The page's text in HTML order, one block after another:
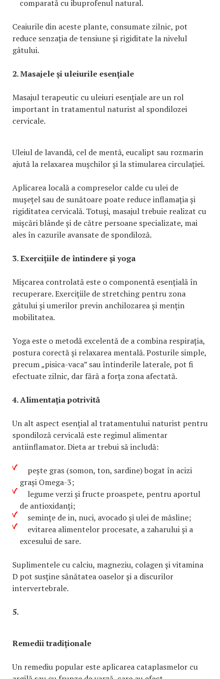
comparată cu ibuprofenul natural.
Ceaiurile din aceste plante, consumate zilnic, pot
reduce senzația de tensiune și rigiditate la nivelul
gâtului.
2. Masajele și uleiurile esențiale
Masajul terapeutic cu uleiuri esențiale are un rol
important în tratamentul naturist al spondilozei
cervicale.
Uleiul de lavandă, cel de mentă, eucalipt sau rozmarin
ajută la relaxarea mușchilor și la stimularea circulației.
Aplicarea locală a compreselor calde cu ulei de
mușețel sau de sunătoare poate reduce inflamația și
rigiditatea cervicală. Totuși, masajul trebuie realizat cu
mișcări blânde și de către persoane specializate, mai
ales în cazurile avansate de spondiloză.
3. Exercițiile de întindere și yoga
Mișcarea controlată este o componentă esențială în
recuperare. Exercițiile de stretching pentru zona
gâtului și umerilor previn anchilozarea și mențin
mobilitatea.
Yoga este o metodă excelentă de a combina respirația,
postura corectă și relaxarea mentală. Posturile simple,
precum „pisica-vaca” sau întinderile laterale, pot fi
efectuate zilnic, dar fără a forța zona afectată.
4. Alimentația potrivită
Un alt aspect esențial al tratamentului naturist pentru
spondiloză cervicală este regimul alimentar
antiinflamator. Dieta ar trebui să includă:
pește gras (somon, ton, sardine) bogat în acizi
grași Omega-3;
legume verzi și fructe proaspete, pentru aportul
de antioxidanți;
semințe de in, nuci, avocado și ulei de măsline;
evitarea alimentelor procesate, a zaharului și a
excesului de sare.
Suplimentele cu calciu, magneziu, colagen și vitamina
D pot susține sănătatea oaselor și a discurilor
intervertebrale.
5.
Remedii tradiționale
Un remediu popular este aplicarea cataplasmelor cu